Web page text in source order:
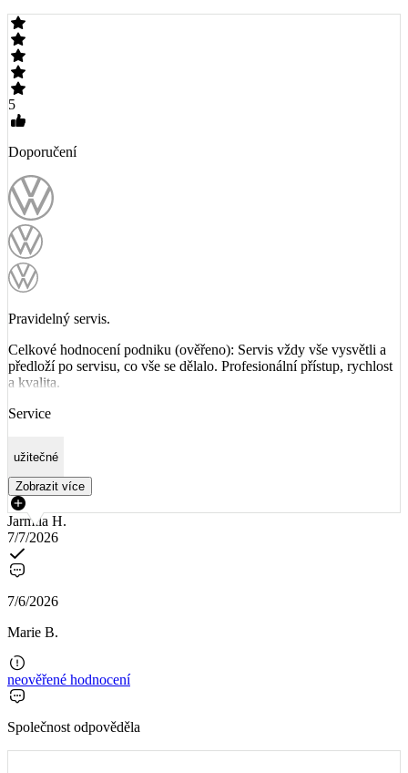
5
Doporučení
Pravidelný servis.
Celkové hodnocení podniku (ověřeno): Servis vždy vše vysvětli a
předloží po servisu, co vše se dělalo. Profesionální přístup, rychlost
a kvalita.
Service
užitečné
Zobrazit více
Jarmila H.
7/7/2026
7/6/2026
Marie B.
neověřené hodnocení
Společnost odpověděla